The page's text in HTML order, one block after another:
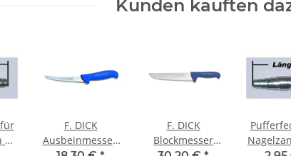
Kunden kauften
F. DICK
Ausbeinmesser,
F. DICK
Blockmesser